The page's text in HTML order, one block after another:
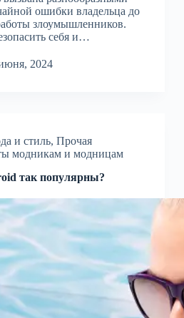
ошибки владельца до
злоумышленников.
себя и…
2024
и стиль, Прочая
модникам и модницам
так популярны?